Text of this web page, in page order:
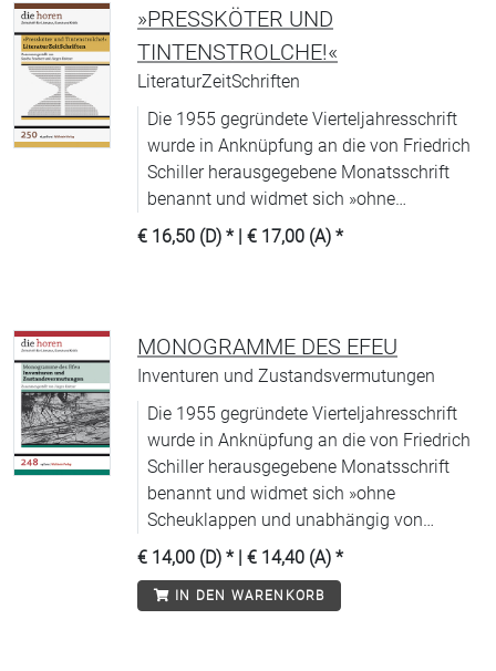
»PRESSKÖTER UND
TINTENSTROLCHE!«
LiteraturZeitSchriften
Die 1955 gegründete Vierteljahresschrift
wurde in Anknüpfung an die von Friedrich
Schiller herausgegebene Monatsschrift
benannt und widmet sich »ohne
Scheuklappen und unabhängig von
Moden« (WDR) allen Aspekten
€ 16,50 (D) * | € 17,00 (A) *
MONOGRAMME DES EFEU
Inventuren und Zustandsvermutungen
Die 1955 gegründete Vierteljahresschrift
wurde in Anknüpfung an die von Friedrich
Schiller herausgegebene Monatsschrift
benannt und widmet sich »ohne
Scheuklappen und unabhängig von
Moden« (WDR) allen Aspekten
zeitgenössischer Literatur.
€ 14,00 (D) * | € 14,40 (A) *
IN DEN WARENKORB